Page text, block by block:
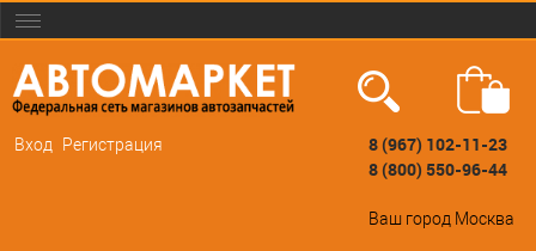
Вход Регистрация
8 (967) 102-11-23
8 (800) 550-96-44
Ваш город Москва